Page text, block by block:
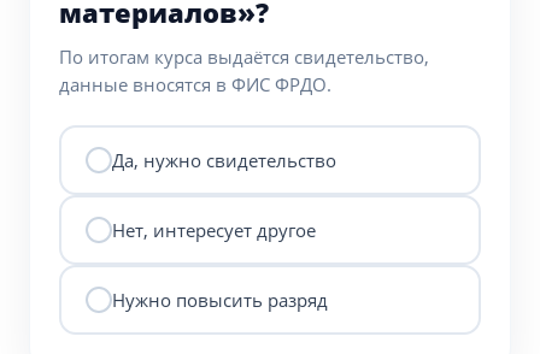
материалов»?
По итогам курса выдаётся свидетельство,
данные вносятся в ФИС ФРДО.
Да, нужно свидетельство
Нет, интересует другое
Нужно повысить разряд